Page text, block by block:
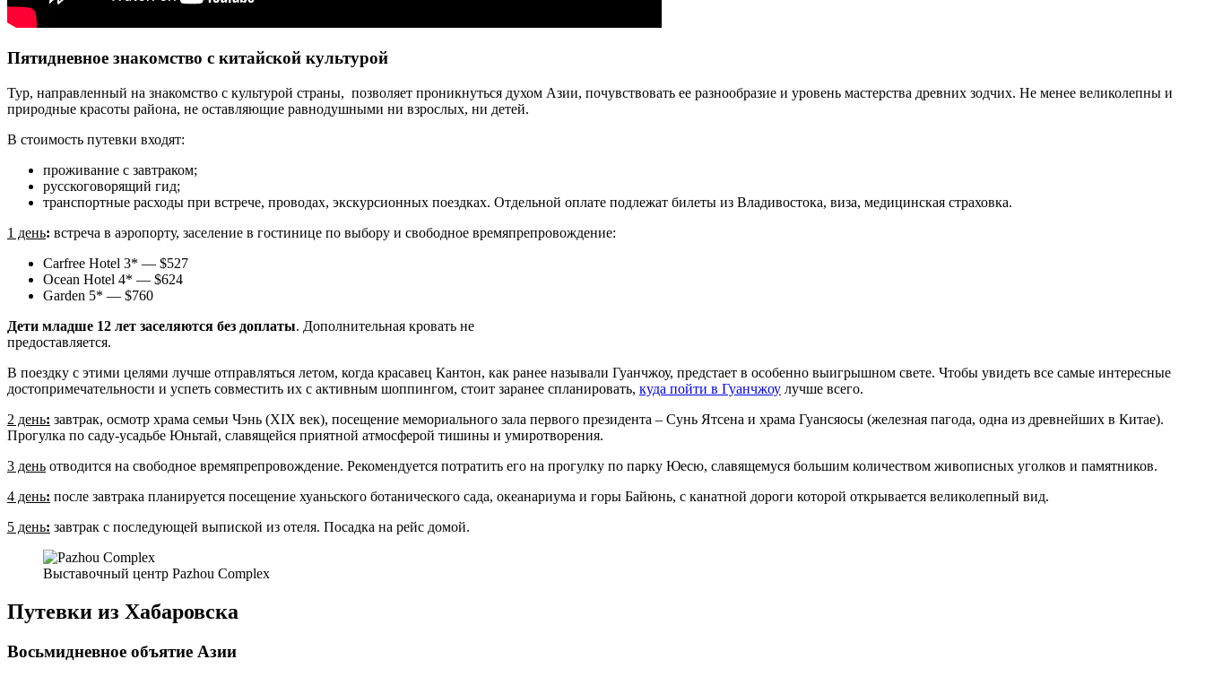
Пятидневное знакомство с китайской культурой
Тур, направленный на знакомство с культурой страны, позволяет проникнуться духом Азии, почувствовать ее разнообразие и уровень мастерства древних зодчих. Не менее великолепны и
природные красоты района, не оставляющие равнодушными ни взрослых, ни детей.
В стоимость путевки входят:
проживание с завтраком;
русскоговорящий гид;
транспортные расходы при встрече, проводах, экскурсионных поездках. Отдельной оплате подлежат билеты из Владивостока, виза, медицинская страховка.
1 день: встреча в аэропорту, заселение в гостинице по выбору и свободное времяпрепровождение:
Carfree Hotel 3* — $527
Ocean Hotel 4* — $624
Garden 5* — $760
Дети младше 12 лет заселяются без доплаты. Дополнительная кровать не
предоставляется.
В поездку с этими целями лучше отправляться летом, когда красавец Кантон, как ранее называли Гуанчжоу, предстает в особенно выигрышном свете. Чтобы увидеть все самые интересные
достопримечательности и успеть совместить их с активным шоппингом, стоит заранее спланировать, куда пойти в Гуанчжоу лучше всего.
2 день: завтрак, осмотр храма семьи Чэнь (XIX век), посещение мемориального зала первого президента – Сунь Ятсена и храма Гуансяосы (железная пагода, одна из древнейших в Китае).
Прогулка по саду-усадьбе Юньтай, славящейся приятной атмосферой тишины и умиротворения.
3 день отводится на свободное времяпрепровождение. Рекомендуется потратить его на прогулку по парку Юесю, славящемуся большим количеством живописных уголков и памятников.
4 день: после завтрака планируется посещение хуаньского ботанического сада, океанариума и горы Байюнь, с канатной дороги которой открывается великолепный вид.
5 день: завтрак с последующей выпиской из отеля. Посадка на рейс домой.
Выставочный центр Pazhou Complex
Путевки из Хабаровска
Восьмидневное объятие Азии